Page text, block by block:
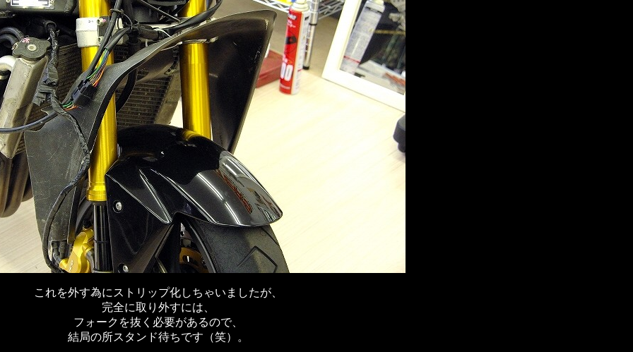
これを外す為にストリップ化しちゃいましたが、
完全に取り外すには、
フォークを抜く必要があるので、
結局の所スタンド待ちです（笑）。